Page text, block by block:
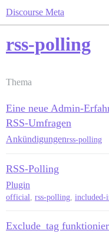
Discourse Meta
rss-polling
Thema
Eine neue Admin-
RSS-Umfragen
Ankündigungenrss-polling
RSS-Polling
Plugin
official, rss-polling, included-
Exclude_tag